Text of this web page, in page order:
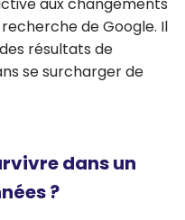
de Google. Il
résultats de
se surcharger de
dans un
?